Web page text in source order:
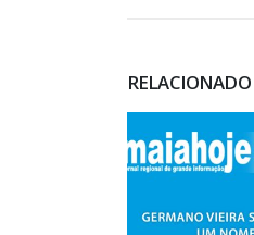
RELACIONADO